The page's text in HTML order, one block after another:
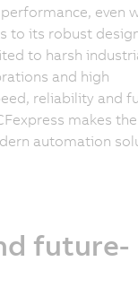
even
to its robust
to harsh
and high
reliability and
makes the
automation
future-